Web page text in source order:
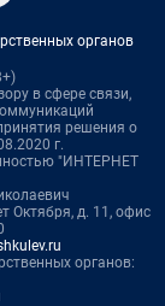
органов
в сфере связи,
решения о
г.
"ИНТЕРНЕТ
Октября, д. 11, офис
органов: